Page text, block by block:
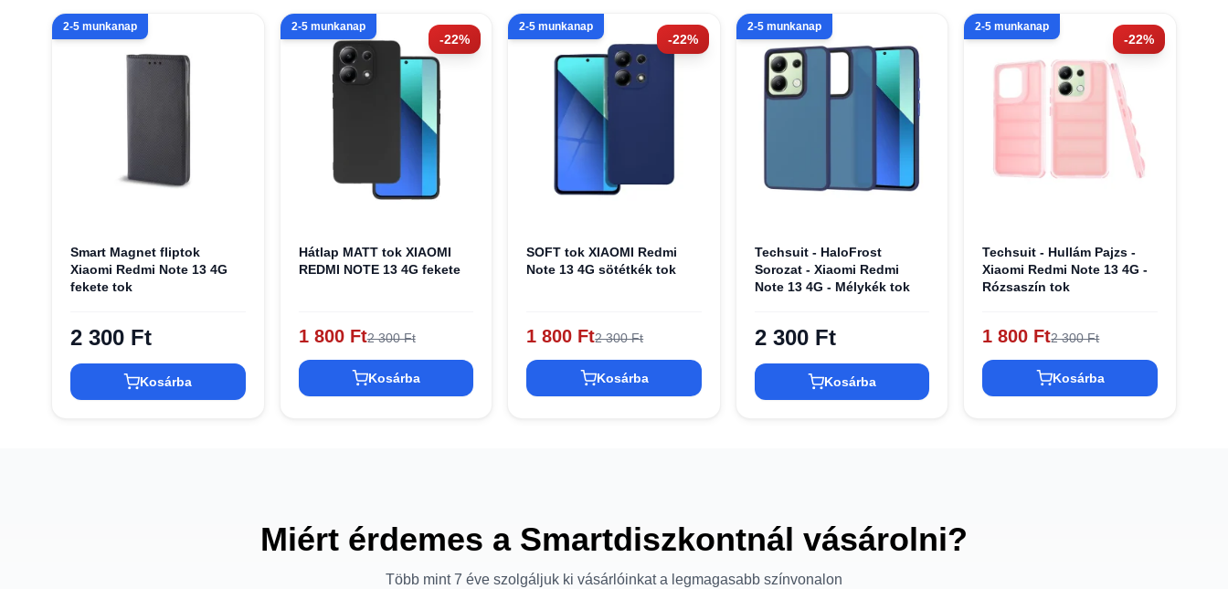
2-5 munkanap
Smart Magnet fliptok
Xiaomi Redmi Note 13 4G
fekete tok
2 300 Ft
Kosárba
-22%
2-5 munkanap
Hátlap MATT tok XIAOMI
REDMI NOTE 13 4G fekete
1 800 Ft2 300 Ft
Kosárba
-22%
2-5 munkanap
SOFT tok XIAOMI Redmi
Note 13 4G sötétkék tok
1 800 Ft2 300 Ft
Kosárba
2-5 munkanap
Techsuit - HaloFrost
Sorozat - Xiaomi Redmi
Note 13 4G - Mélykék tok
2 300 Ft
Kosárba
-22%
2-5 munkanap
Techsuit - Hullám Pajzs -
Xiaomi Redmi Note 13 4G -
Rózsaszín tok
1 800 Ft2 300 Ft
Kosárba
Miért érdemes a Smartdiszkontnál vásárolni?
Több mint 7 éve szolgáljuk ki vásárlóinkat a legmagasabb színvonalon